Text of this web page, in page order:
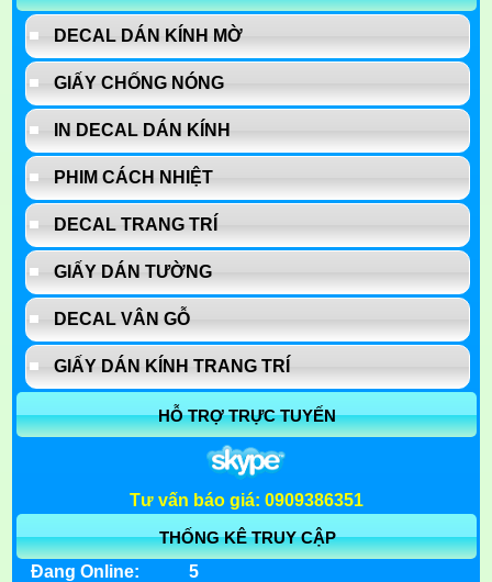
DECAL DÁN KÍNH MỜ
GIẤY CHỐNG NÓNG
IN DECAL DÁN KÍNH
PHIM CÁCH NHIỆT
DECAL TRANG TRÍ
GIẤY DÁN TƯỜNG
DECAL VÂN GỖ
GIẤY DÁN KÍNH TRANG TRÍ
HỖ TRỢ TRỰC TUYẾN
Tư vấn báo giá: 0909386351
THỐNG KÊ TRUY CẬP
Đang Online:
5